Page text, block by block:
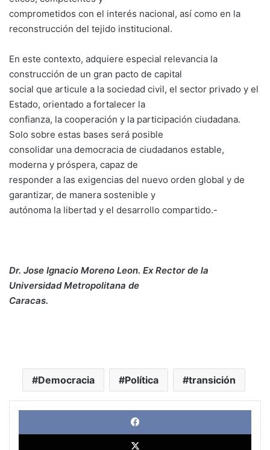
comprometidos con el interés nacional, así como en la
reconstrucción del tejido institucional.
En este contexto, adquiere especial relevancia la
construcción de un gran pacto de capital
social que articule a la sociedad civil, el sector privado y el
Estado, orientado a fortalecer la
confianza, la cooperación y la participación ciudadana.
Solo sobre estas bases será posible
consolidar una democracia de ciudadanos estable,
moderna y próspera, capaz de
responder a las exigencias del nuevo orden global y de
garantizar, de manera sostenible y
autónoma la libertad y el desarrollo compartido.-
Dr. Jose Ignacio Moreno Leon. Ex Rector de la
Universidad Metropolitana de
Caracas.
Democracia Política transición
X